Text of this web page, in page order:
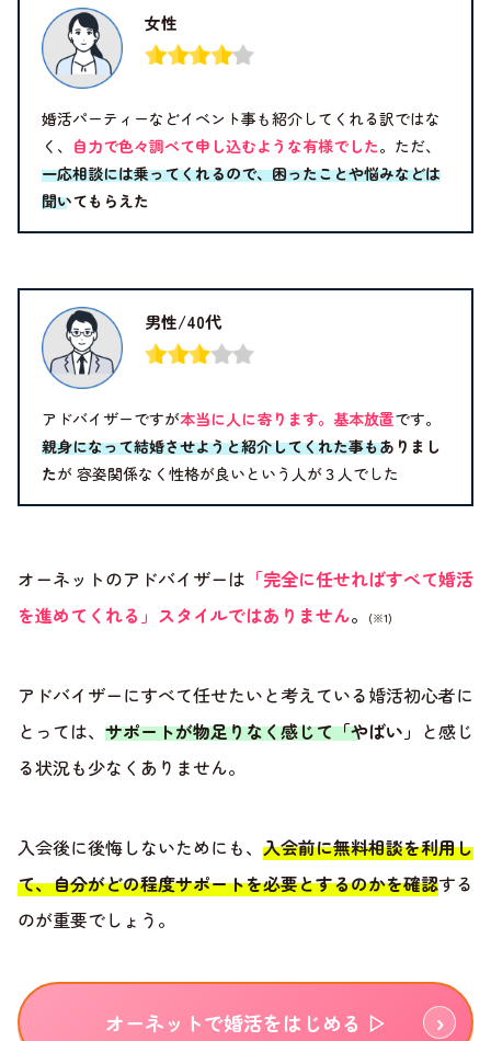
女性
婚活パーティーなどイベント事も紹介してくれる訳ではな
く、 自力で色々調べて申し込むような有様でした。ただ、
一応相談には乗ってくれるので、困ったことや悩みなどは
聞いてもらえた
男性/40代
アドバイザーですが本当に人に寄ります。基本放置です。
親身になって結婚させようと紹介してくれた事もありまし
たが 容姿関係なく性格が良いという人が３人でした
オーネットのアドバイザーは 「完全に任せればすべて婚活
を進めてくれる」スタイルではありません。 (※1)
アドバイザーにすべて任せたいと考えている婚活初心者に
とっては、 サポートが物足りなく感じて「やばい」 と感じ
る状況も少なくありません。
入会後に後悔しないためにも、 入会前に無料相談を利用し
て、自分がどの程度サポートを必要とするのかを確認する
のが重要でしょう。
オーネットで婚活をはじめる ▷